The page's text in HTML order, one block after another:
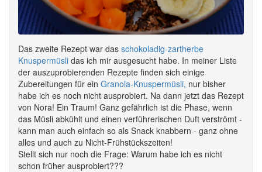
Das zweite Rezept war das schokoladig-zartherbe
Knuspermüsli das ich mir ausgesucht habe. In meiner Liste
der auszuprobierenden Rezepte finden sich einige
Zubereitungen für ein Granola-Knuspermüsli, nur bisher
habe ich es noch nicht ausprobiert. Na dann jetzt das Rezept
von Nora! Ein Traum! Ganz gefährlich ist die Phase, wenn
das Müsli abkühlt und einen verführerischen Duft verströmt -
kann man auch einfach so als Snack knabbern - ganz ohne
alles und auch zu Nicht-Frühstückszeiten!
Stellt sich nur noch die Frage: Warum habe ich es nicht
schon früher ausprobiert???